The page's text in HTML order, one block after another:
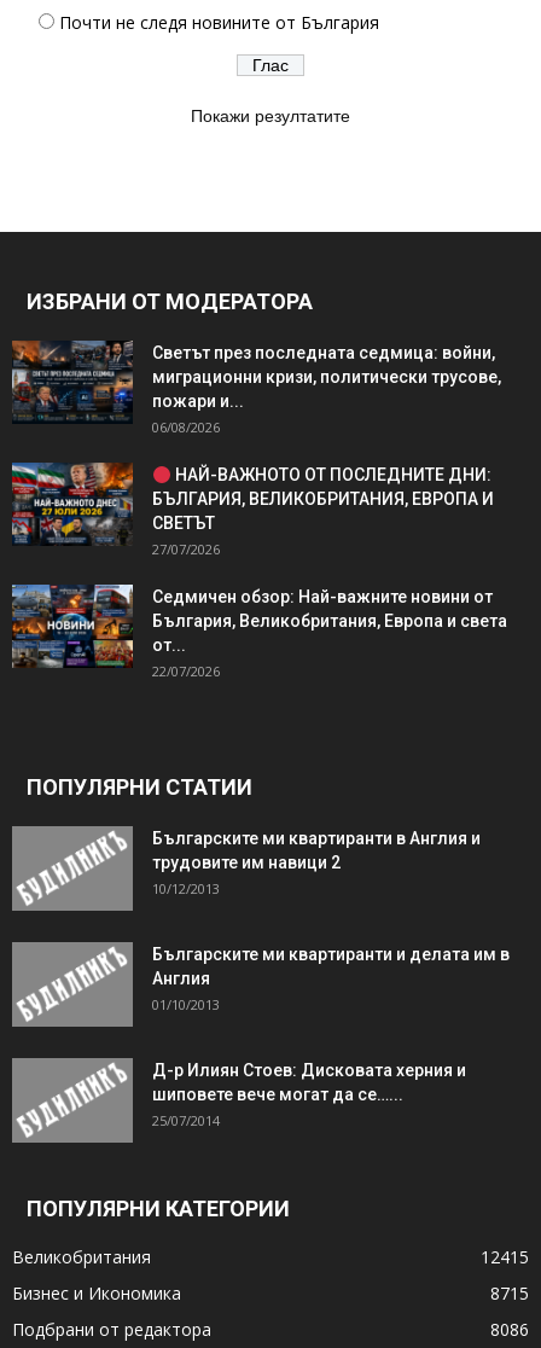
Почти не следя новините от България
Покажи резултатите
ИЗБРАНИ ОТ МОДЕРАТОРА
Светът през последната седмица: войни,
миграционни кризи, политически трусове,
пожари и...
06/08/2026
НАЙ-ВАЖНОТО ОТ ПОСЛЕДНИТЕ ДНИ:
БЪЛГАРИЯ, ВЕЛИКОБРИТАНИЯ, ЕВРОПА И
СВЕТЪТ
27/07/2026
Седмичен обзор: Най-важните новини от
България, Великобритания, Европа и света
от...
22/07/2026
ПОПУЛЯРНИ СТАТИИ
Българските ми квартиранти в Англия и
трудовите им навици 2
10/12/2013
Българските ми квартиранти и делата им в
Англия
01/10/2013
Д-р Илиян Стоев: Дисковата херния и
шиповете вече могат да се…...
25/07/2014
ПОПУЛЯРНИ КАТЕГОРИИ
Великобритания
12415
Бизнес и Икономика
8715
Подбрани от редактора
8086